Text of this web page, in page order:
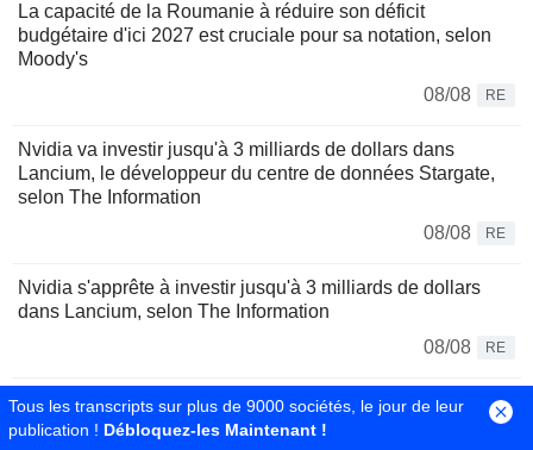
La capacité de la Roumanie à réduire son déficit
budgétaire d'ici 2027 est cruciale pour sa notation, selon
Moody's
08/08
RE
Nvidia va investir jusqu'à 3 milliards de dollars dans
Lancium, le développeur du centre de données Stargate,
selon The Information
08/08
RE
Nvidia s'apprête à investir jusqu'à 3 milliards de dollars
dans Lancium, selon The Information
08/08
RE
Le Brésil durcit les transferts de cryptomonnaies pour
freiner la fraude
Tous les transcripts sur plus de 9000 sociétés, le jour de leur
publication ! Débloquez-les Maintenant !